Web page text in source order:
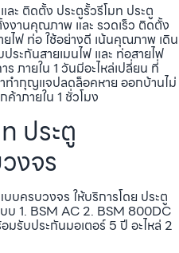
ะ ติดตั้ง ประตูรั้วรีโมท ประตู
งานคุณภาพ และ รวดเร็ว ติดตั้ง
ไฟ ท่อ ใช้อย่างดี เน้นคุณภาพ เดิน
ะกันสายเมนไฟ และ ท่อสายไฟ
ภายใน 1 วันมีอะไหล่เปลี่ยน ที่
ทำกุญแจปลดล็อคหาย ออกบ้านไม่
าภายใน 1 ชั่วโมง
ประตู
งจร
บครบวงจร ให้บริการโดย ประตู
บ 1. BSM AC 2. BSM 800DC
รับประกันมอเตอร์ 5 ปี อะไหล่ 2